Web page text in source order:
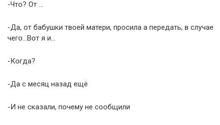
-Что? От …
-Да, от бабушки твоей матери, просила а передать, в случае
чего…Вот я и…
-Когда?
-Да с месяц назад ещё
-И не сказали, почему не сообщили